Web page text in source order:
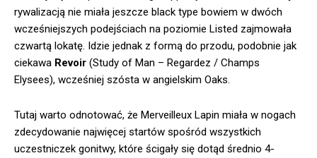
rywalizacją nie miała jeszcze black type bowiem w dwóch
wcześniejszych podejściach na poziomie Listed zajmowała
czwartą lokatę. Idzie jednak z formą do przodu, podobnie jak
ciekawa Revoir (Study of Man – Regardez / Champs
Elysees), wcześniej szósta w angielskim Oaks.
Tutaj warto odnotować, że Merveilleux Lapin miała w nogach
zdecydowanie najwięcej startów spośród wszystkich
uczestniczek gonitwy, które ścigały się dotąd średnio 4-